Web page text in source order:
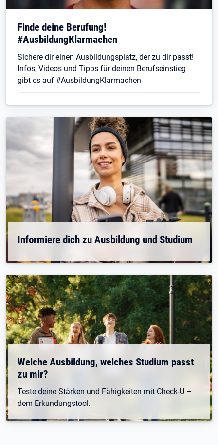
Finde deine Berufung!
#AusbildungKlarmachen
Sichere dir einen Ausbildungsplatz, der zu dir passt!
Infos, Videos und Tipps für deinen Berufseinstieg
gibt es auf #AusbildungKlarmachen
Informiere dich zu Ausbildung und Studium
Welche Ausbildung, welches Studium passt
zu mir?
Teste deine Stärken und Fähigkeiten mit Check-U –
dem Erkundungstool.